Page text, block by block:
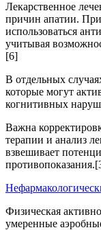
Лекарственное
причин апатии. При
использоваться
учитывая
[6]
В отдельных
которые могут
когнитивных
Важна
терапии и анализ
взвешивает
Физическая
умеренные